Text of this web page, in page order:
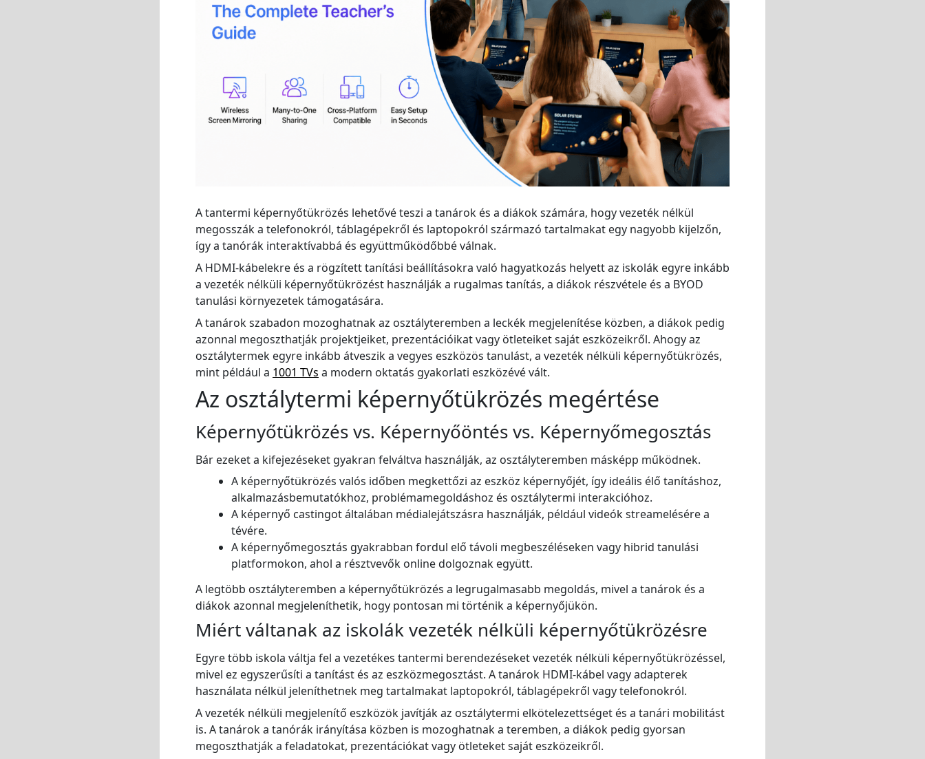
A tantermi képernyőtükrözés lehetővé teszi a tanárok és a diákok számára, hogy vezeték nélkül
megosszák a telefonokról, táblagépekről és laptopokról származó tartalmakat egy nagyobb kijelzőn,
így a tanórák interaktívabbá és együttműködőbbé válnak.
A HDMI-kábelekre és a rögzített tanítási beállításokra való hagyatkozás helyett az iskolák egyre inkább
a vezeték nélküli képernyőtükrözést használják a rugalmas tanítás, a diákok részvétele és a BYOD
tanulási környezetek támogatására.
A tanárok szabadon mozoghatnak az osztályteremben a leckék megjelenítése közben, a diákok pedig
azonnal megoszthatják projektjeiket, prezentációikat vagy ötleteiket saját eszközeikről. Ahogy az
osztálytermek egyre inkább átveszik a vegyes eszközös tanulást, a vezeték nélküli képernyőtükrözés,
mint például a 1001 TVs a modern oktatás gyakorlati eszközévé vált.
Az osztálytermi képernyőtükrözés megértése
Képernyőtükrözés vs. Képernyőöntés vs. Képernyőmegosztás
Bár ezeket a kifejezéseket gyakran felváltva használják, az osztályteremben másképp működnek.
A képernyőtükrözés valós időben megkettőzi az eszköz képernyőjét, így ideális élő tanításhoz,
alkalmazásbemutatókhoz, problémamegoldáshoz és osztálytermi interakcióhoz.
A képernyő castingot általában médialejátszásra használják, például videók streamelésére a
tévére.
A képernyőmegosztás gyakrabban fordul elő távoli megbeszéléseken vagy hibrid tanulási
platformokon, ahol a résztvevők online dolgoznak együtt.
A legtöbb osztályteremben a képernyőtükrözés a legrugalmasabb megoldás, mivel a tanárok és a
diákok azonnal megjeleníthetik, hogy pontosan mi történik a képernyőjükön.
Miért váltanak az iskolák vezeték nélküli képernyőtükrözésre
Egyre több iskola váltja fel a vezetékes tantermi berendezéseket vezeték nélküli képernyőtükrözéssel,
mivel ez egyszerűsíti a tanítást és az eszközmegosztást. A tanárok HDMI-kábel vagy adapterek
használata nélkül jeleníthetnek meg tartalmakat laptopokról, táblagépekről vagy telefonokról.
A vezeték nélküli megjelenítő eszközök javítják az osztálytermi elkötelezettséget és a tanári mobilitást
is. A tanárok a tanórák irányítása közben is mozoghatnak a teremben, a diákok pedig gyorsan
megoszthatják a feladatokat, prezentációkat vagy ötleteket saját eszközeikről.